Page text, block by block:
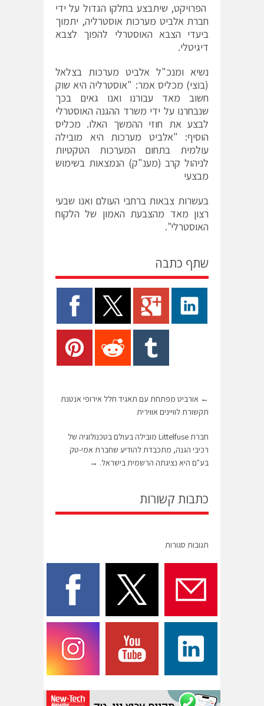
הפרויקט, שיתבצע בחלקו הגדול על ידי
חברת אלביט מערכות אוסטרליה, יתמוך
ביעדי הצבא האוסטרלי להפוך לצבא
דיגיטלי.
נשיא ומנכ"ל אלביט מערכות בצלאל
(בוצי) מכליס אמר: "אוסטרליה היא שוק
חשוב מאד עבורנו ואנו גאים בכך
שנבחרנו על ידי משרד ההגנה האוסטרלי
לבצע את חוזי ההמשך האלו. מכליס
הוסיף: "אלביט מערכות היא מובילה
עולמית בתחום המערכות הטקטיות
לניהול קרב (מענ"ק) הנמצאות בשימוש
מבצעי
בעשרות צבאות ברחבי העולם ואנו שבעי
רצון מאד מהצבעת האמון של הלקוח
האוסטרלי".
שתף כתבה
← אורביט מפתחת עם תאגיד חלל אירופי אנטנת
תקשורת לוויינים אווירית
חברת Littelfuse מובילה בעולם בטכנולוגיה של
רכיבי הגנה, מתכבדת להודיע שחברת אמי-טק
בע"ם היא נציגתה הרשמית בישראל. →
כתבות קשורות
תגובות סגורות